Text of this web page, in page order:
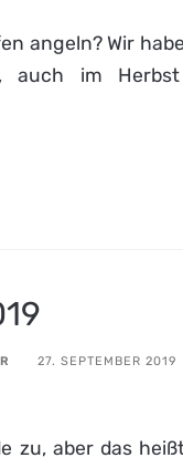
angeln? Wir
auch im
27. SEPTEMBER 2019
zu, aber das